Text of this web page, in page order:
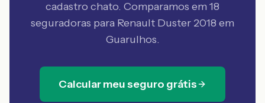
cadastro chato. Comparamos em 18
seguradoras para Renault Duster 2018 em
Guarulhos.
Calcular meu seguro grátis